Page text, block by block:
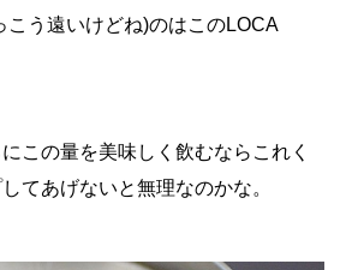
こう遠いけどね)のはこのLOCA
この量を美味しく飲むならこれく
てあげないと無理なのかな。